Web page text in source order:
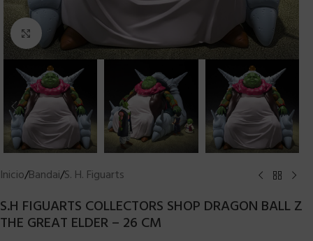
Clic para ampliar
Inicio/Bandai/S. H. Figuarts
S.H FIGUARTS COLLECTORS SHOP DRAGON BALL Z
THE GREAT ELDER – 26 CM